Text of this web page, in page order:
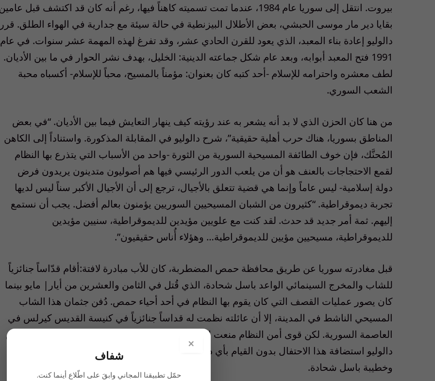
بيروت. انتقل إلى سوريا عام 1984، عندما تمت تسميته كاهناً فيها، رغم أنه كان قد اكتشف قبل
بقايا دير مار موسى الحبشي، بعض الأطلال البيزنطية في حالة سيئة مع جدارية في الهواء الطلق. قرر
دالوليو إعادة بناء المعبد، الذي يعود للقرن الحادي عشر، وقد تفرغ لهذه المهمة عشر سنوات. في عام
1991 فتح المعبد أبوابه، وبعد عام شكل جماعته الدينية: الخليل، بهدف نشر الحوار في ما بين الأديان.
لطف معشره واحترامه للإسلام -أحد كتبه كان بعنوان: مؤمناً بالمسيح، محباً للإسلام- أكسباه محبة
الشعب السوري.
من هنا كان الحزن الذي لا بد أنه يشعر به عند رؤيته كيف ينهار التعايش فيما بين الأديان. “في بعض
المناطق بسوريا، هناك حرب أهلية حقيقية”، شرح دالوليو في المقابلة المذكورة. واستناداً إلى الكاهن
المُحنَّك، فإن خوف الطائفة المسيحية السورية من الثورة -واحد من الأسباب التي يتذرع بها النظام
لقمع الاحتجاجات بالعنف هو أن من يلعب الدور الرئيسي فيها هم أصوليون متدينون يريدون فرض
دولة إسلامية- ليس عاماً وإنما هي قضية تتعلق بالأجيال، ترجع إلى أن الأجيال الأكبر سناً ليس لديها
تجربة ديموقراطية. “كثيرون من الشبان المسيحيين السوريين يؤمنون بعالم أفضل. يجب أن نستمع
إليهم. ثمة أمر جديد قد حدث. لقد كنت مع علويين مؤيدين للديموقراطية، سنيين مؤيدين
للديموقراطية، مسيحيين مؤيين للديموقراطية… وهؤلاء أُناس حقيقيون”.
قبل مغادرته سوريا عن طريق محافظة حمص المضطربة، كان للأب مبادرة لافتة:أقام قدّاساً جنائزياً
للشاب والمخرج السينمائي الواعد باسل شحادة، الذي قُتل في الثامن والعشرين من أيار| مايو بينما
كان يصور عمليات القصف التي كان يقوم بها النظام في أحد أحياء حمص. دُفن جثمان هذا الشاب
المسيحي الناشط في المدينة، إلا أن عائلته نظمت له قداساً جنائزياً في كنيسة القديس كيرلس في
العاصمة السورية. لكن قوى أمن النظام منعت إقامته، بل إنهم قاموا باعتقال بعض الحاضرين. عرض
دالوليو استضافة هذا الاحتفال بدون القيام بأي دعاية للحدث، وتم الأمر في ديره بحضور الأصدقاء
وخطيبة باسل شحادة.
×
شفاف
حمّل تطبيقنا المجاني وابقَ على اطّلاع أينما كنت.